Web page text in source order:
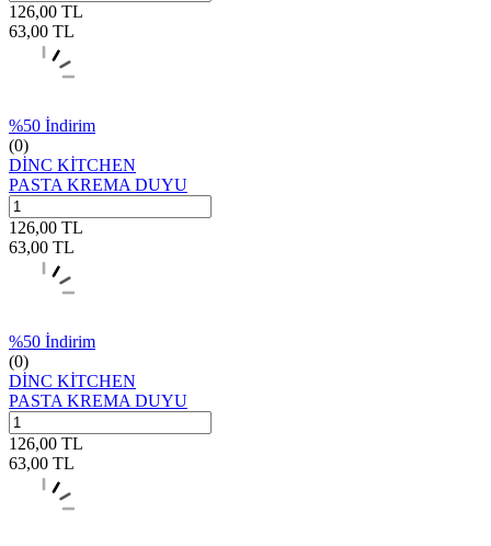
126,00 TL
63,00 TL
%50 İndirim
(0)
DİNC KİTCHEN
PASTA KREMA DUYU
126,00 TL
63,00 TL
%50 İndirim
(0)
DİNC KİTCHEN
PASTA KREMA DUYU
126,00 TL
63,00 TL